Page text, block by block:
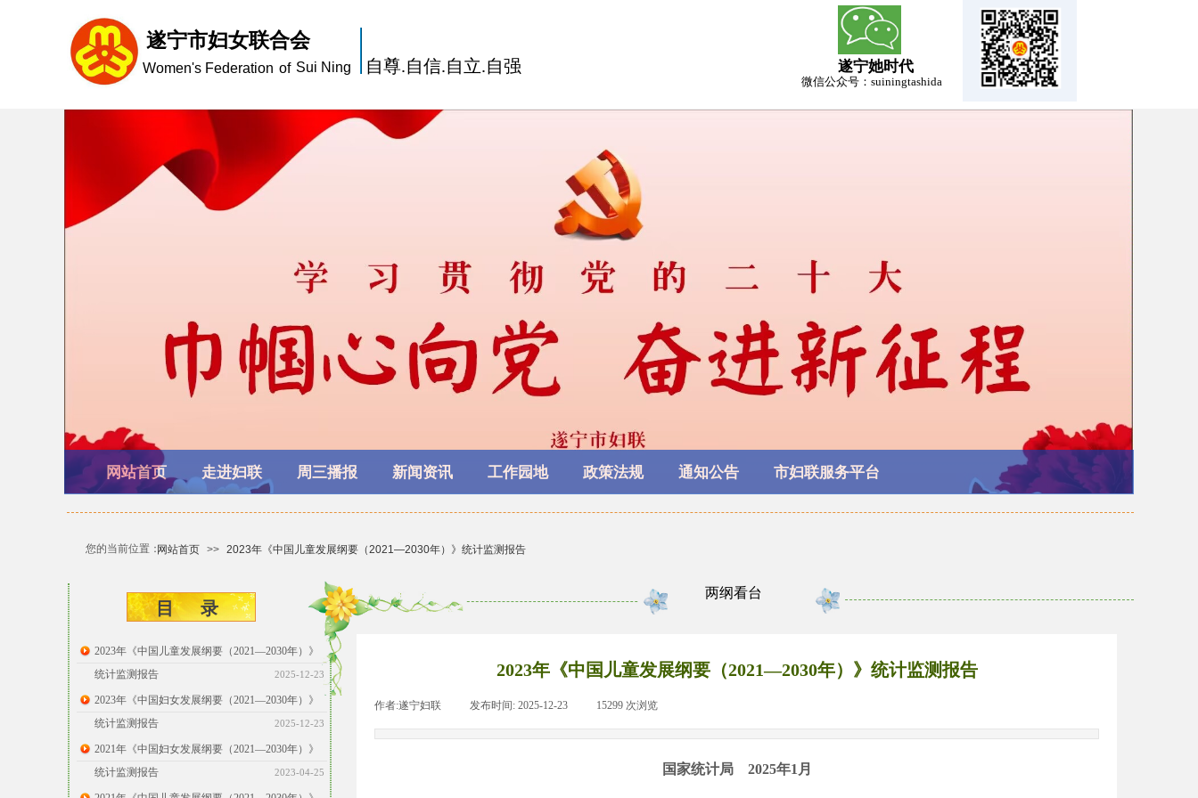
微信​公众号：suiningtashida
Women's Federation
遂宁市妇女联合会
遂宁她时代
of Sui Ning 自尊.自信.自立.自强
网站首页 走进妇联 周三播报 新闻资讯 工作园地 政策法规 通知公告 市妇联服务平台
您的当前位置：网站首页 >> 2023年《中国儿童发展纲要（2021—2030年）》统计监测报告
两纲看台
目 ​​录
2023年《中国儿童发展纲要（2021—2030年）》统计监测报告
作者:遂宁妇联 发布时间: 2025-12-23 15299 次浏览
国家统计局 2025年1月
2023年《中国儿童发展纲要（2021—2030年）》
统计监测报告
2025-12-23
2023年《中国妇女发展纲要（2021―2030年）》
统计监测报告
2025-12-23
2021年《中国妇女发展纲要（2021—2030年）》
统计监测报告
2023-04-25